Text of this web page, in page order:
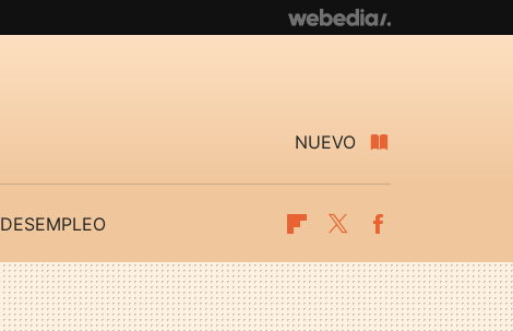
NUEVO
DESEMPLEO Flipboard
Twitter